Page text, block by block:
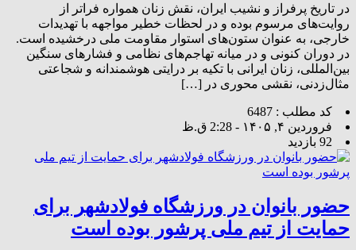
در تاریخ پرفراز و نشیب ایران، نقش زنان همواره فراتر از
روایت‌های مرسوم بوده و در لحظات خطیر مواجهه با تهدیدات
خارجی، به عنوان ستون‌های استوار مقاومت ملی درخشیده است.
در دوران کنونی و در میانه تهاجم‌های نظامی و فشارهای سنگین
بین‌المللی، زنان ایرانی با تکیه بر درایتی هوشمندانه و شجاعتی
مثال‌زدنی، نقشی محوری در […]
کد مطلب : 6487
فروردین ۴, ۱۴۰۵ - 2:28 ق.ظ
92 بازدید
حضور بانوان در ورزشگاه فولادشهر برای
حمایت از تیم ملی پرشور بوده است